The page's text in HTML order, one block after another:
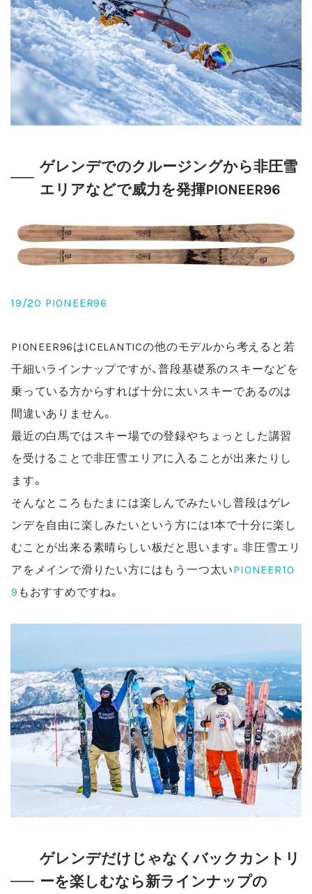
ゲレンデでのクルージングから非圧雪
エリアなどで威力を発揮PIONEER96
19/20 PIONEER96
PIONEER96はICELANTICの他のモデルから考えると若
干細いラインナップですが、普段基礎系のスキーなどを
乗っている方からすれば十分に太いスキーであるのは
間違いありません。
最近の白馬ではスキー場での登録やちょっとした講習
を受けることで非圧雪エリアに入ることが出来たりし
ます。
そんなところもたまには楽しんでみたいし普段はゲレ
ンデを自由に楽しみたいという方には1本で十分に楽し
むことが出来る素晴らしい板だと思います。非圧雪エリ
アをメインで滑りたい方にはもう一つ太いPIONEER10
9 もおすすめですね。
ゲレンデだけじゃなくバックカントリ
ーを楽しむなら新ラインナップの